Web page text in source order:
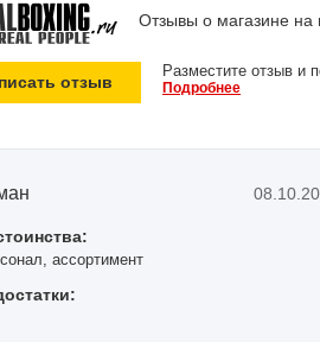
Отзывы о магазине
отзыв
Разместите отзыв и
Подробнее
ассортимент